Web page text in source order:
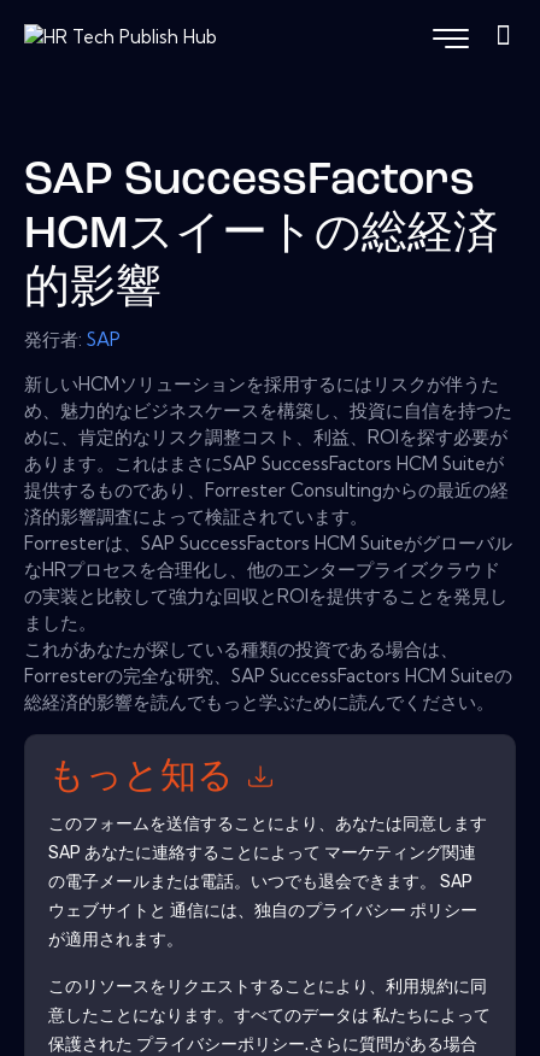
SAP SuccessFactors
HCMスイートの総経済
的影響
発行者: SAP
新しいHCMソリューションを採用するにはリスクが伴うた
め、魅力的なビジネスケースを構築し、投資に自信を持つた
めに、肯定的なリスク調整コスト、利益、ROIを探す必要が
あります。これはまさにSAP SuccessFactors HCM Suiteが
提供するものであり、Forrester Consultingからの最近の経
済的影響調査によって検証されています。
Forresterは、SAP SuccessFactors HCM Suiteがグローバル
なHRプロセスを合理化し、他のエンタープライズクラウド
の実装と比較して強力な回収とROIを提供することを発見し
ました。
これがあなたが探している種類の投資である場合は、
Forresterの完全な研究、SAP SuccessFactors HCM Suiteの
総経済的影響を読んでもっと学ぶために読んでください。
もっと知る
このフォームを送信することにより、あなたは同意します
SAP あなたに連絡することによって マーケティング関連
の電子メールまたは電話。いつでも退会できます。 SAP
ウェブサイトと 通信には、独自のプライバシー ポリシー
が適用されます。
このリソースをリクエストすることにより、利用規約に同
意したことになります。すべてのデータは 私たちによって
保護された プライバシーポリシー.さらに質問がある場合